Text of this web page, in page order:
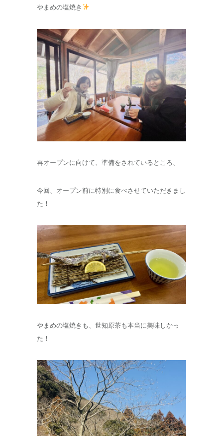
やまめの塩焼き
再オープンに向けて、準備をされているところ、
今回、オープン前に特別に食べさせていただきまし
た！
やまめの塩焼きも、世知原茶も本当に美味しかっ
た！